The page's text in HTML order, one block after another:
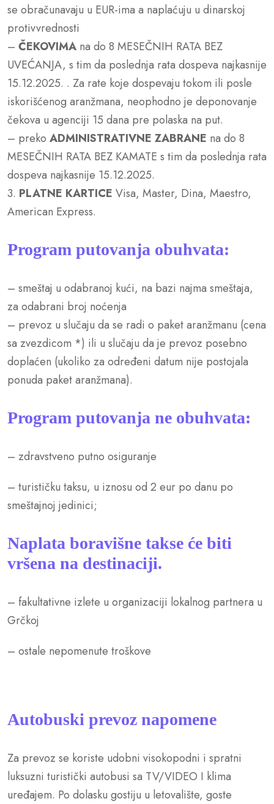
se obračunavaju u EUR-ima a naplaćuju u dinarskoj
protivvrednosti
– ČEKOVIMA na do 8 MESEČNIH RATA BEZ
UVEĆANJA, s tim da poslednja rata dospeva najkasnije
15.12.2025. . Za rate koje dospevaju tokom ili posle
iskorišćenog aranžmana, neophodno je deponovanje
čekova u agenciji 15 dana pre polaska na put.
– preko ADMINISTRATIVNE ZABRANE na do 8
MESEČNIH RATA BEZ KAMATE s tim da poslednja rata
dospeva najkasnije 15.12.2025.
3. PLATNE KARTICE Visa, Master, Dina, Maestro,
American Express.
Program putovanja obuhvata:
– smeštaj u odabranoj kući, na bazi najma smeštaja,
za odabrani broj noćenja
– prevoz u slučaju da se radi o paket aranžmanu (cena
sa zvezdicom *) ili u slučaju da je prevoz posebno
doplaćen (ukoliko za određeni datum nije postojala
ponuda paket aranžmana).
Program putovanja ne obuhvata:
– zdravstveno putno osiguranje
– turističku taksu, u iznosu od 2 eur po danu po
smeštajnoj jedinici;
Naplata boravišne takse će biti
vršena na destinaciji.
– fakultativne izlete u organizaciji lokalnog partnera u
Grčkoj
– ostale nepomenute troškove
Autobuski prevoz napomene
Za prevoz se koriste udobni visokopodni i spratni
luksuzni turistički autobusi sa TV/VIDEO I klima
uređajem. Po dolasku gostiju u letovalište, goste